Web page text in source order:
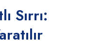
Sırrı: